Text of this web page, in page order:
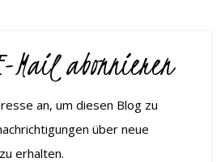
Mail abonnieren
an, um diesen Blog zu
über neue
erhalten.